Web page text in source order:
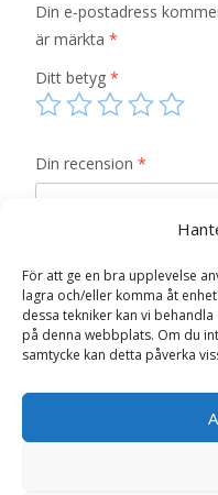
För att ge en bra upplevelse
lagra och/eller komma åt
dessa tekniker kan vi
på denna webbplats. Om du
samtycke kan detta påverka
Din e-postadress
är märkta *
Ditt betyg *
Din recension *
Namn*
E-post*
Spara mitt namn, min
denna webbläsare till
kommentar.